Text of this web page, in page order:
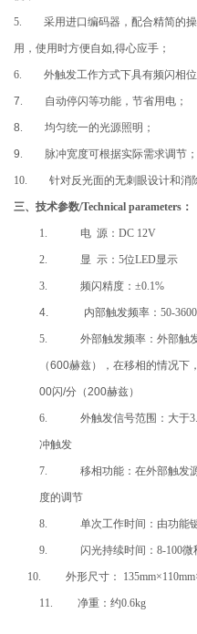
5.采用进口编码器，配合精简的
用，使用时方便自如,得心应手；
6.外触发工作方式下具有频闪相
7. 自动停闪等功能，节省用电；
8.均匀统一的光源照明；
9. 脉冲宽度可根据实际需求调节；
10.针对反光面的无刺眼设计和消
三、技术参数/Technical parameters：
1. 电 源：DC 12V
2. 显 示：5位LED显示
3.频闪精度：±0.1%
4. 内部触发频率：50-
5.外部触发频率：外部触
（600赫兹），在移相的情况下
00闪/分（200赫兹）
6.外触发信号范围：大于
冲触发
7.移相功能：在外部触发
度的调节
8. 单次工作时间：由功能键
9. 闪光持续时间：8-100微
10.外形尺寸：
11.净重：约0.6kg